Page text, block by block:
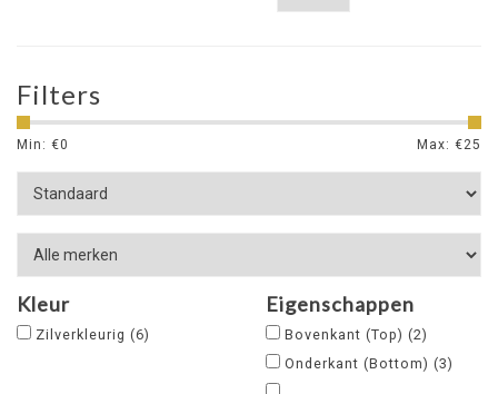
Filters
Min: €0 Max: €25
Kleur
Zilverkleurig (6)
Eigenschappen
Bovenkant (Top) (2)
Onderkant (Bottom) (3)